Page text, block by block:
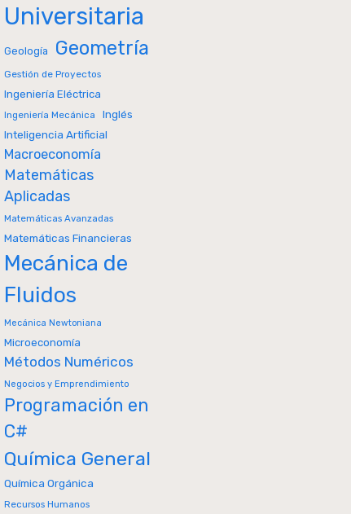
Universitaria
Geología Geometría
Gestión de Proyectos
Ingeniería Eléctrica
Ingeniería Mecánica
Inglés
Inteligencia Artificial
Macroeconomía
Matemáticas
Aplicadas
Matemáticas Avanzadas
Matemáticas Financieras
Mecánica de
Fluidos
Mecánica Newtoniana
Microeconomía
Métodos Numéricos
Negocios y Emprendimiento
Programación en
C#
Química General
Química Orgánica
Recursos Humanos